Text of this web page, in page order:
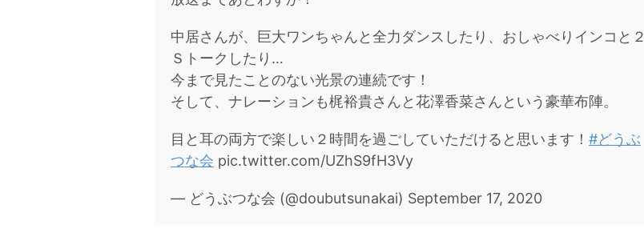
中居さんが、巨大ワンちゃんと全力ダンスしたり、おしゃべりインコと２
Ｓトークしたり…
今まで見たことのない光景の連続です！
そして、ナレーションも梶裕貴さんと花澤香菜さんという豪華布陣。
目と耳の両方で楽しい２時間を過ごしていただけると思います！ #どうぶ
つな会 pic.twitter.com/UZhS9fH3Vy
— どうぶつな会 (@doubutsunakai) September 17, 2020